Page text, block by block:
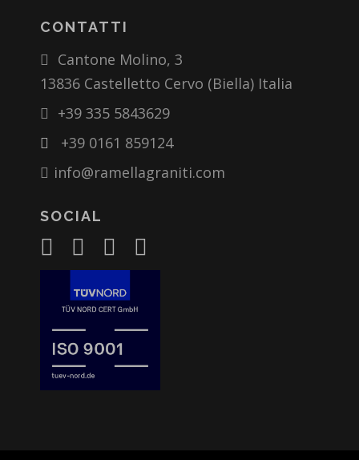
CONTATTI
Cantone Molino, 3
13836 Castelletto Cervo (Biella) Italia
+39 335 5843629
+39 0161 859124
info@ramellagraniti.com
SOCIAL